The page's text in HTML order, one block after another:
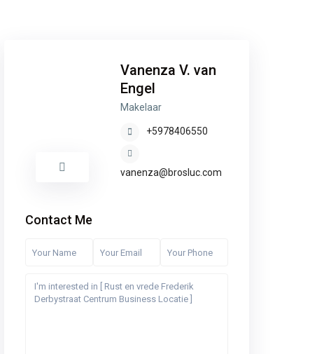
Vanenza V. van
Engel
Makelaar
+5978406550
vanenza@brosluc.com
Contact Me